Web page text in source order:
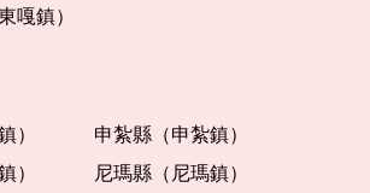
嘎鎮）
） 申紮縣（申紮鎮）
） 尼瑪縣（尼瑪鎮）